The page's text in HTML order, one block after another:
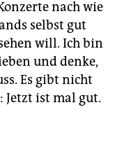
nach wie
selbst gut
will. Ich bin
und denke,
Es gibt nicht
Jetzt ist mal gut.